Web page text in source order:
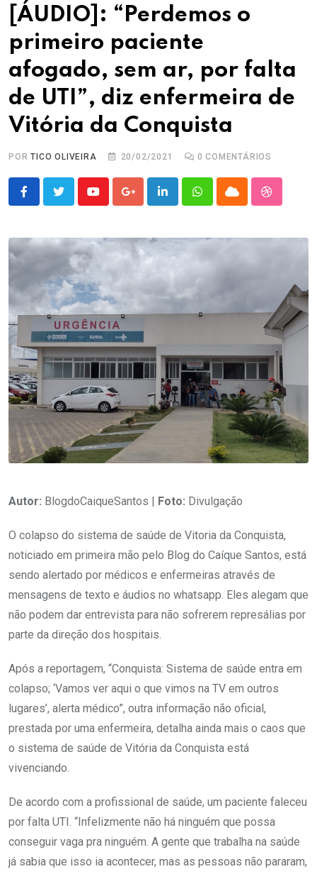
[ÁUDIO]: “Perdemos o
primeiro paciente
afogado, sem ar, por falta
de UTI”, diz enfermeira de
Vitória da Conquista
PORTICO OLIVEIRA 20/02/2021 0 COMENTÁRIOS
YoutubeGoogle+LinkedInWhatsappCloud
Autor: BlogdoCaiqueSantos | Foto: Divulgação
O colapso do sistema de saúde de Vitoria da Conquista,
noticiado em primeira mão pelo Blog do Caíque Santos, está
sendo alertado por médicos e enfermeiras através de
mensagens de texto e áudios no whatsapp. Eles alegam que
não podem dar entrevista para não sofrerem represálias por
parte da direção dos hospitais.
Após a reportagem, “Conquista: Sistema de saúde entra em
colapso; ‘Vamos ver aqui o que vimos na TV em outros
lugares’, alerta médico”, outra informação não oficial,
prestada por uma enfermeira, detalha ainda mais o caos que
o sistema de saúde de Vitória da Conquista está
vivenciando.
De acordo com a profissional de saúde, um paciente faleceu
por falta UTI. “Infelizmente não há ninguém que possa
conseguir vaga pra ninguém. A gente que trabalha na saúde
já sabia que isso ia acontecer, mas as pessoas não pararam,